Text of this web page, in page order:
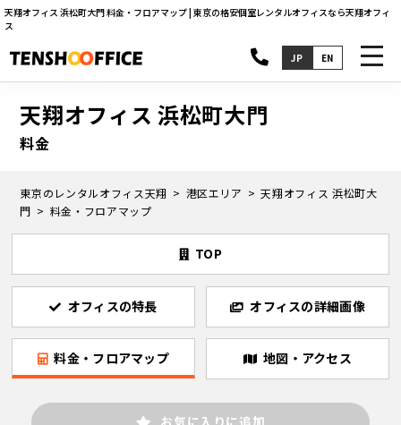
天翔オフィス 浜松町大門 料金・フロアマップ | 東京の格安個室レンタルオフィスなら天翔オフィ
ス
JP EN
天翔オフィス 浜松町大門
料金
東京のレンタルオフィス天翔 港区エリア
天翔オフィス 浜松町大
門
料金・フロアマップ
TOP
オフィスの特長 オフィスの詳細画像
料金・フロアマップ 地図・アクセス
お気に入りに追加